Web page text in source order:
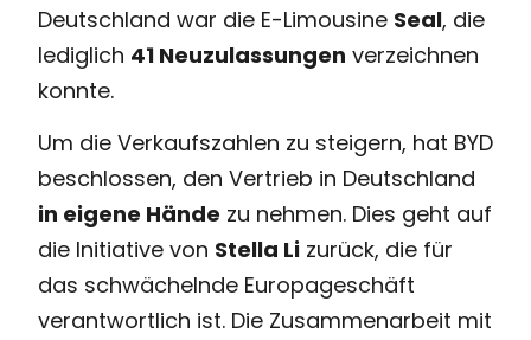
Deutschland war die E-Limousine Seal, die
lediglich 41 Neuzulassungen verzeichnen
konnte.
Um die Verkaufszahlen zu steigern, hat BYD
beschlossen, den Vertrieb in Deutschland
in eigene Hände zu nehmen. Dies geht auf
die Initiative von Stella Li zurück, die für
das schwächelnde Europageschäft
verantwortlich ist. Die Zusammenarbeit mit